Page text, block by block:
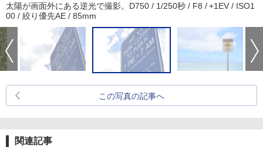
太陽が画面外にある逆光で撮影。D750 / 1/250秒 / F8 / +1EV / ISO1
00 / 絞り優先AE / 85mm
この写真の記事へ
関連記事